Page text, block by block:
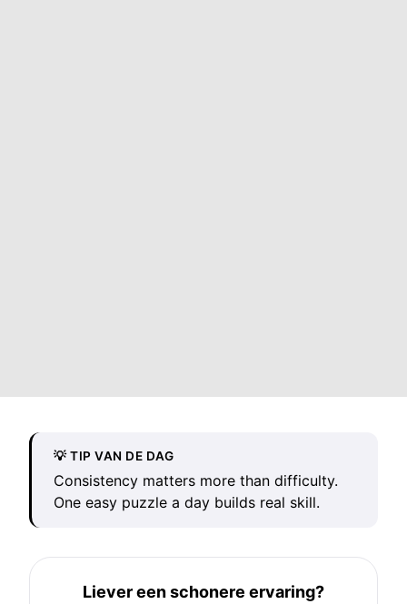
💡 TIP VAN DE DAG
Consistency matters more than difficulty.
One easy puzzle a day builds real skill.
Liever een schonere ervaring?